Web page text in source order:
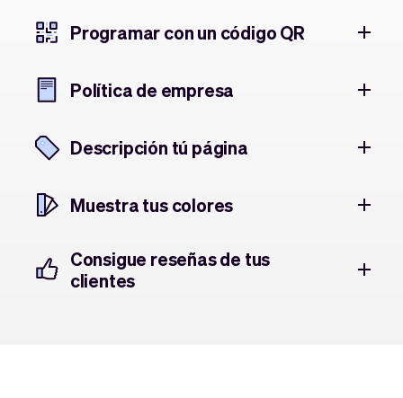
Programar con un código QR
Política de empresa
Descripción tú página
Muestra tus colores
Consigue reseñas de tus
clientes